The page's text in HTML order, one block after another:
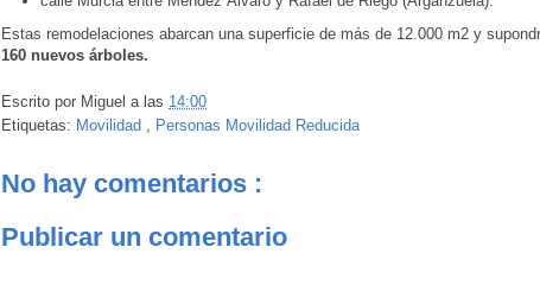
Estas remodelaciones abarcan una superficie de más de 12.000 m2 y
160 nuevos árboles.
Escrito por Miguel a las 14:00
Etiquetas: Movilidad Personas Movilidad Reducida
No hay comentarios :
Publicar un comentario